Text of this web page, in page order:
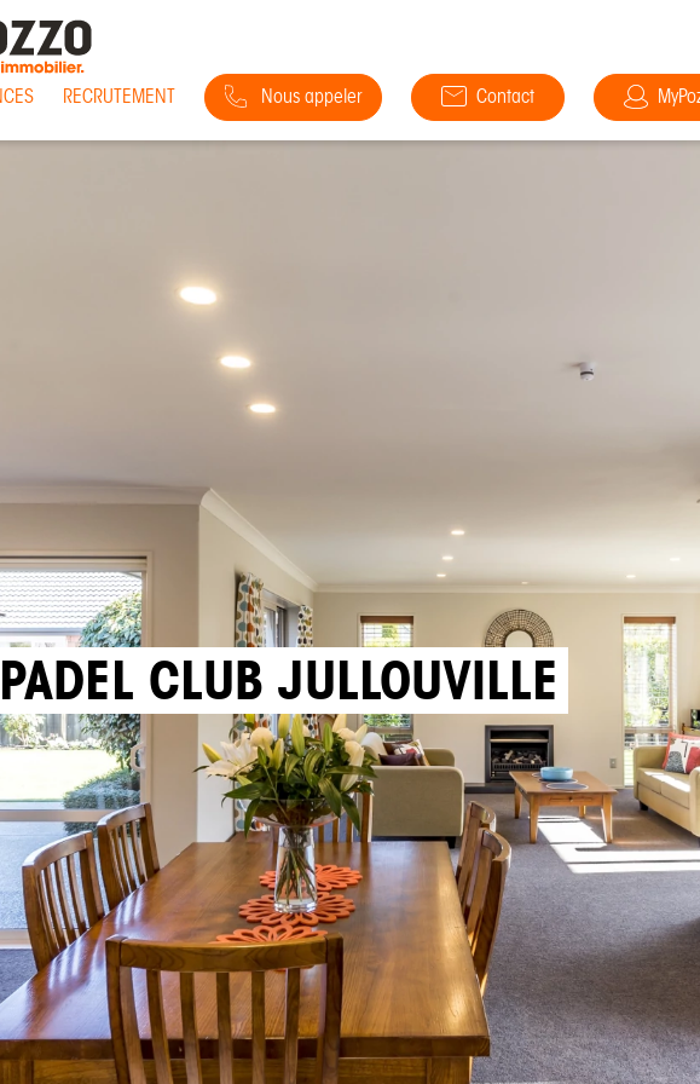
RECRUTEMENT Nous appeler Contact
CLUB JULLOUVILLE